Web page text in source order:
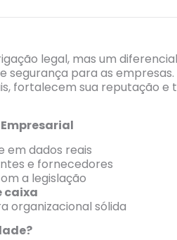
legal, mas um
para as
fortalecem sua reputação e
em dados reais
e fornecedores
a legislação
caixa
organizacional sólida